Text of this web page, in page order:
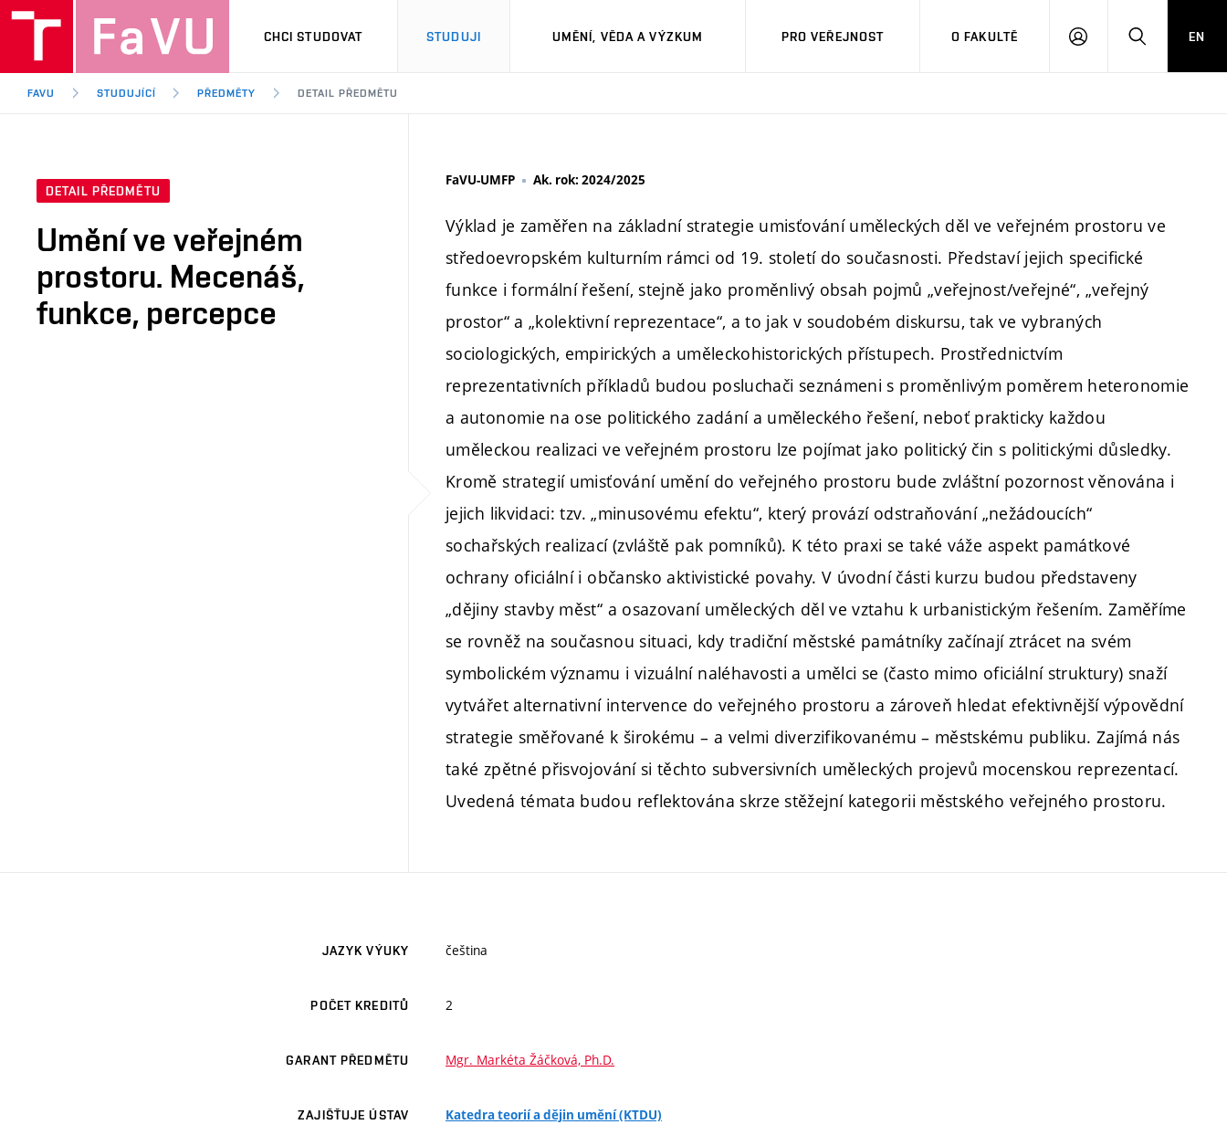
CHCI STUDOVAT STUDUJI UMĚNÍ, VĚDA A VÝZKUM PRO VEŘEJNOST O FAKULTĚ
PŘIHLÁSITHLEDAT
EN
FAVU STUDUJÍCÍ PŘEDMĚTY DETAIL PŘEDMĚTU
DETAIL PŘEDMĚTU
Umění ve veřejném
prostoru. Mecenáš,
funkce, percepce
FaVU-UMFP Ak. rok: 2024/2025
Výklad je zaměřen na základní strategie umisťování uměleckých děl ve veřejném prostoru ve
středoevropském kulturním rámci od 19. století do současnosti. Představí jejich specifické
funkce i formální řešení, stejně jako proměnlivý obsah pojmů „veřejnost/veřejné“, „veřejný
prostor“ a „kolektivní reprezentace“, a to jak v soudobém diskursu, tak ve vybraných
sociologických, empirických a uměleckohistorických přístupech. Prostřednictvím
reprezentativních příkladů budou posluchači seznámeni s proměnlivým poměrem heteronomie
a autonomie na ose politického zadání a uměleckého řešení, neboť prakticky každou
uměleckou realizaci ve veřejném prostoru lze pojímat jako politický čin s politickými důsledky.
Kromě strategií umisťování umění do veřejného prostoru bude zvláštní pozornost věnována i
jejich likvidaci: tzv. „minusovému efektu“, který provází odstraňování „nežádoucích“
sochařských realizací (zvláště pak pomníků). K této praxi se také váže aspekt památkové
ochrany oficiální i občansko aktivistické povahy. V úvodní části kurzu budou představeny
„dějiny stavby měst“ a osazovaní uměleckých děl ve vztahu k urbanistickým řešením. Zaměříme
se rovněž na současnou situaci, kdy tradiční městské památníky začínají ztrácet na svém
symbolickém významu i vizuální naléhavosti a umělci se (často mimo oficiální struktury) snaží
vytvářet alternativní intervence do veřejného prostoru a zároveň hledat efektivnější výpovědní
strategie směřované k širokému – a velmi diverzifikovanému – městskému publiku. Zajímá nás
také zpětné přisvojování si těchto subversivních uměleckých projevů mocenskou reprezentací.
Uvedená témata budou reflektována skrze stěžejní kategorii městského veřejného prostoru.
JAZYK VÝUKY čeština
POČET KREDITŮ 2
GARANT PŘEDMĚTU Mgr. Markéta Žáčková, Ph.D.
ZAJIŠŤUJE ÚSTAV Katedra teorií a dějin umění (KTDU)